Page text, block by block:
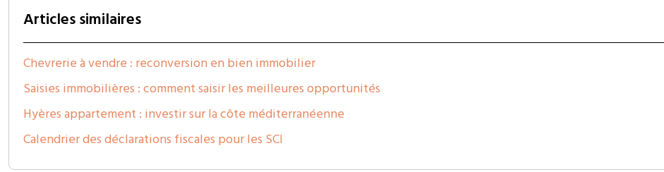
Articles similaires
Chevrerie à vendre : reconversion en bien immobilier
Saisies immobilières : comment saisir les meilleures opportunités
Hyères appartement : investir sur la côte méditerranéenne
Calendrier des déclarations fiscales pour les SCI